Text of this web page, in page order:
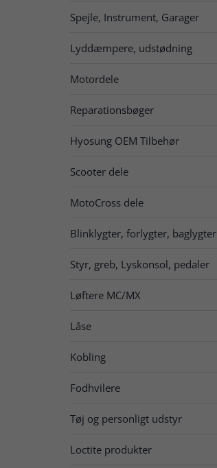
Spejle, Instrument, Garager
Lyddæmpere, udstødning
Motordele
Reparationsbøger
Hyosung OEM Tilbehør
Scooter dele
MotoCross dele
Blinklygter, forlygter, baglygter
Styr, greb, Lyskonsol, pedaler
Løftere MC/MX
Låse
Kobling
Fodhvilere
Tøj og personligt udstyr
Loctite produkter